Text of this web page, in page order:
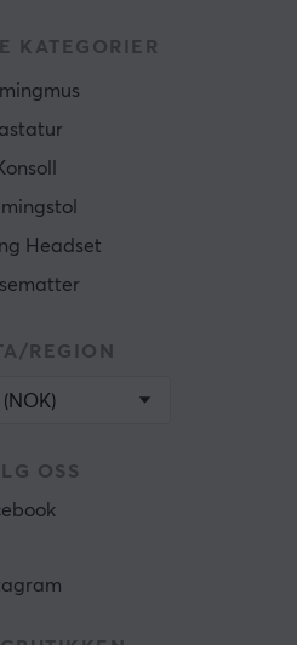
KATEGORIER
Headset
REGION
(NOK)
OSS